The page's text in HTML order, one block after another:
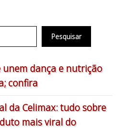
Pesquisar
unem dança e nutrição
confira
da Celimax: tudo sobre
mais viral do